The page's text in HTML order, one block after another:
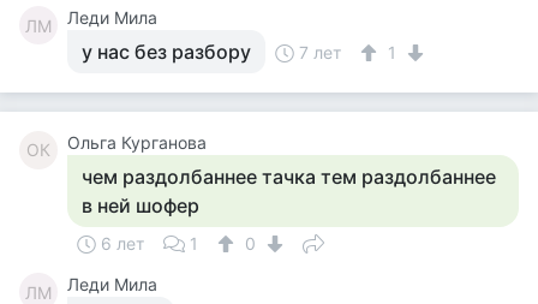
ЛМ Леди Мила
у нас без разбору 7 лет 1
ОК Ольга Курганова
чем раздолбаннее тачка тем раздолбаннее
в ней шофер
6 лет 1 0
ЛМ Леди Мила